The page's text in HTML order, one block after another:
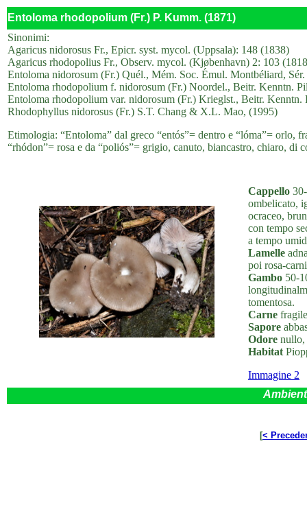
Entoloma rhodopolium (Fr.) P. Kumm. (1871)
Sinonimi:
Agaricus nidorosus Fr., Epicr. syst. mycol. (Uppsala): 148 (1838)
Agaricus rhodopolius Fr., Observ. mycol. (Kjøbenhavn) 2: 103
Entoloma nidorosum (Fr.) Quél., Mém. Soc. Émul. Montbéliard,
Entoloma rhodopolium f. nidorosum (Fr.) Noordel., Beitr. Kenntn.
Entoloma rhodopolium var. nidorosum (Fr.) Krieglst., Beitr. Kenntn.
Rhodophyllus nidorosus (Fr.) S.T. Chang & X.L. Mao, (1995)
Etimologia: “Entoloma” dal greco “entós”= dentro e “lóma”= orlo,
“rhódon”= rosa e da “poliós”= grigio, canuto, biancastro, chiaro, di
Cappello
ombelicato,
ocraceo,
con tempo
a tempo
Lamelle
poi rosa-
Gambo 50-
tomentosa.
Carne
Sapore
Odore nullo,
Habitat
Immagine 2
[<